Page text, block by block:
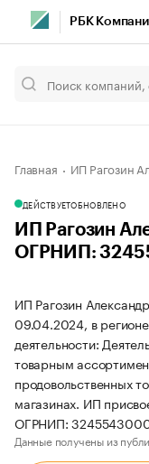
РБК
Главная ИП Рагозин
ДЕЙСТВУЕТОБНОВЛЕНО
ИП Рагозин
ОГРНИП:
ИП Рагозин
09.04.2024, в
деятельности:
товарным
продовольственных
магазинах. ИП
ОГРНИП:
Данные получены из